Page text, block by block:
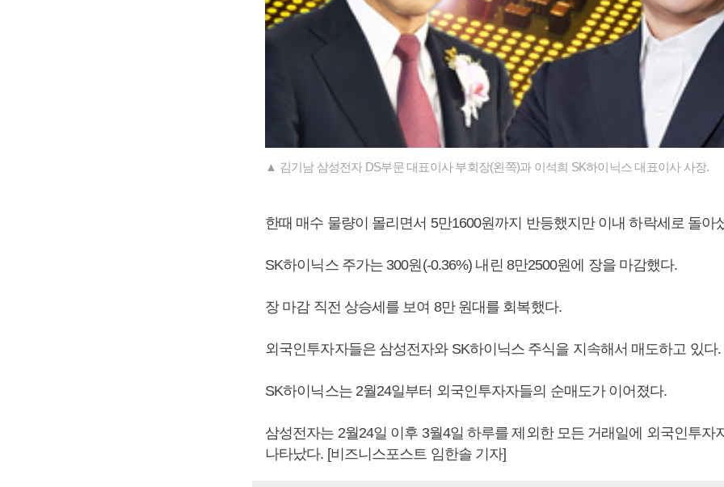
▲ 김기남 삼성전자 DS부문 대표이사 부회장(왼쪽)과 이석희 SK하이닉스 대표이사 사장.
한때 매수 물량이 몰리면서 5만1600원까지 반등했지만 이내 하락세로 돌아
SK하이닉스 주가는 300원(-0.36%) 내린 8만2500원에 장을 마감했다.
장 마감 직전 상승세를 보여 8만 원대를 회복했다.
외국인투자자들은 삼성전자와 SK하이닉스 주식을 지속해서 매도하고 있다.
SK하이닉스는 2월24일부터 외국인투자자들의 순매도가 이어졌다.
삼성전자는 2월24일 이후 3월4일 하루를 제외한 모든 거래일에 외국인투자
나타났다. [비즈니스포스트 임한솔 기자]